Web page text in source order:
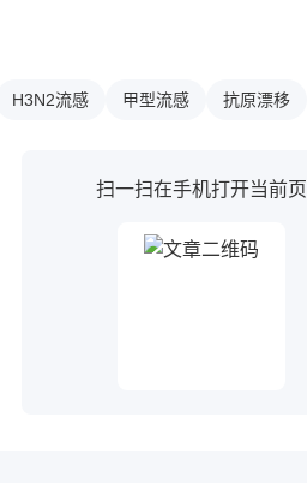
H3N2流感 甲型流感 抗原漂移
扫一扫在手机打开当前页